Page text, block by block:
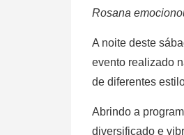
Rosana
A noite deste
evento realizado
de diferentes
Abrindo a
diversificado e